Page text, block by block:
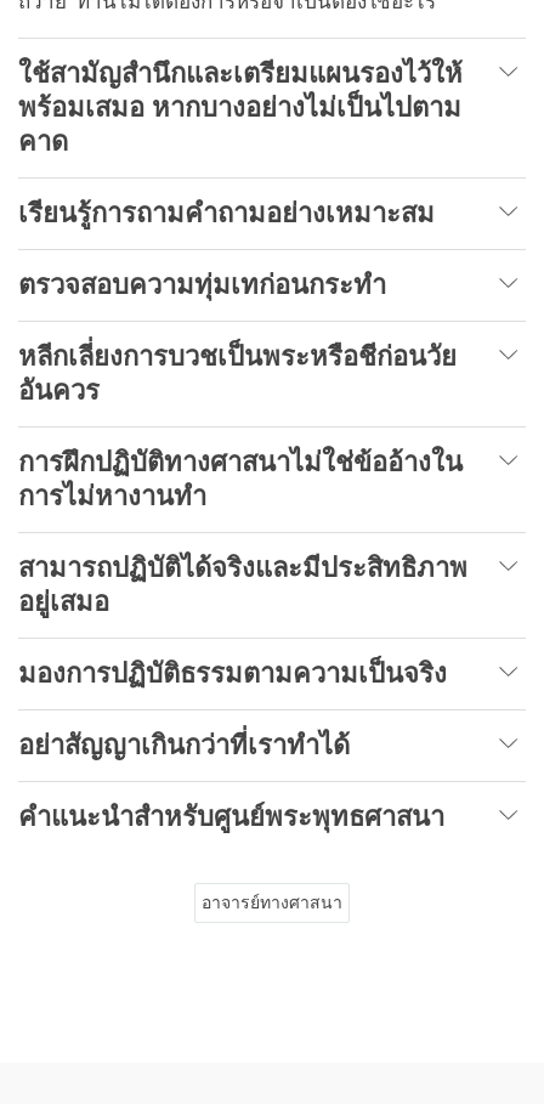
ใช้สามัญสำนึกและเตรียมแผนรองไว้ให้
พร้อมเสมอ หากบางอย่างไม่เป็นไปตาม
คาด
เรียนรู้การถามคำถามอย่างเหมาะสม
ตรวจสอบความทุ่มเทก่อนกระทำ
หลีกเลี่ยงการบวชเป็นพระหรือชีก่อนวัย
อันควร
การฝึกปฏิบัติทางศาสนาไม่ใช่ข้ออ้างใน
การไม่หางานทำ
สามารถปฏิบัติได้จริงและมีประสิทธิภาพ
อยู่เสมอ
มองการปฏิบัติธรรมตามความเป็นจริง
อย่าสัญญาเกินกว่าที่เราทำได้
คำแนะนำสำหรับศูนย์พระพุทธศาสนา
อาจารย์ทางศาสนา